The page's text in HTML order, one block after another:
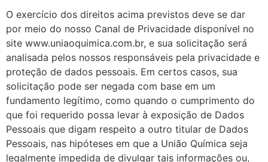
O exercício dos direitos acima previstos deve se dar
por meio do nosso Canal de Privacidade disponível no
site www.uniaoquimica.com.br, e sua solicitação será
analisada pelos nossos responsáveis pela privacidade e
proteção de dados pessoais. Em certos casos, sua
solicitação pode ser negada com base em um
fundamento legítimo, como quando o cumprimento do
que foi requerido possa levar à exposição de Dados
Pessoais que digam respeito a outro titular de Dados
Pessoais, nas hipóteses em que a União Química seja
legalmente impedida de divulgar tais informações ou,